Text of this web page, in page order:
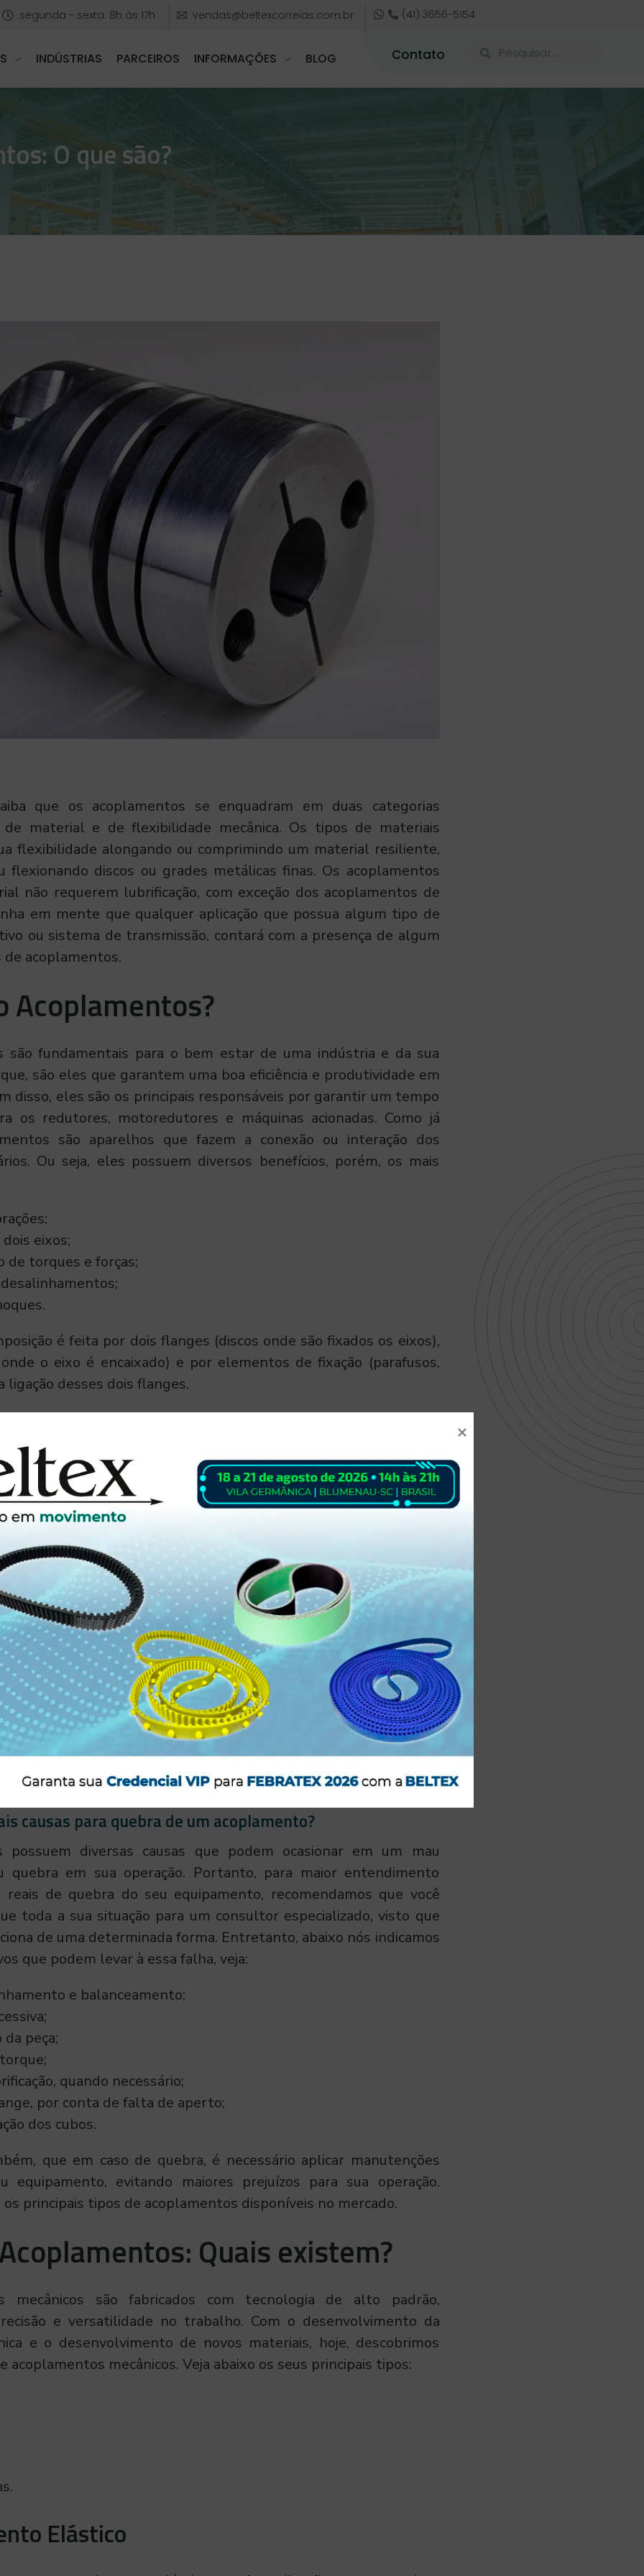
segunda - sexta: 8h às 17h vendas@beltexcorreias.com.br (41) 3656-5154
INDÚSTRIAS PARCEIROS INFORMAÇÕES BLOG Contato
O que são?
que os acoplamentos se enquadram em duas categorias
de material e de flexibilidade mecânica. Os tipos de materiais
flexibilidade alongando ou comprimindo um material resiliente,
flexionando discos ou grades metálicas finas. Os acoplamentos
não requerem lubrificação, com exceção dos acoplamentos de
em mente que qualquer aplicação que possua algum tipo de
ou sistema de transmissão, contará com a presença de algum
acoplamentos.
Acoplamentos?
são fundamentais para o bem estar de uma indústria e da sua
são eles que garantem uma boa eficiência e produtividade em
disso, eles são os principais responsáveis por garantir um tempo
os redutores, motoredutores e máquinas acionadas. Como já
são aparelhos que fazem a conexão ou interação dos
Ou seja, eles possuem diversos benefícios, porém, os mais
eixos;
de torques e forças;
é feita por dois flanges (discos onde são fixados os eixos),
o eixo é encaixado) e por elementos de fixação (parafusos,
ligação desses dois flanges.
aplicações
industriais que utilizam algum tipo de acoplamento
estão as indústrias e empresas de:
entre outras.
a importância de entender suas necessidades operacionais
escolher o acoplamento perfeito para sua indústria. É esse tipo
permitirá fazer a escolha certa, aumentar a disponibilidade da
a vida útil da máquina. Entenda, caso esse processo não seja
será possível alcançar bons índices e resultados em suas
sua máquina irá operar com o risco de fratura do eixo e
causas para quebra de um acoplamento?
possuem diversas causas que podem ocasionar em um mau
quebra em sua operação. Portanto, para maior entendimento
de quebra do seu equipamento, recomendamos que você
toda a sua situação para um consultor especializado, visto que
de uma determinada forma. Entretanto, abaixo nós indicamos
que podem levar à essa falha, veja:
e balanceamento;
peça;
quando necessário;
por conta de falta de aperto;
dos cubos.
que em caso de quebra, é necessário aplicar manutenções
equipamento, evitando maiores prejuízos para sua operação.
os principais tipos de acoplamentos disponíveis no mercado.
Quais existem?
mecânicos são fabricados com tecnologia de alto padrão,
e versatilidade no trabalho. Com o desenvolvimento da
e o desenvolvimento de novos materiais, hoje, descobrimos
mecânicos. Veja abaixo os seus principais tipos:
Elástico